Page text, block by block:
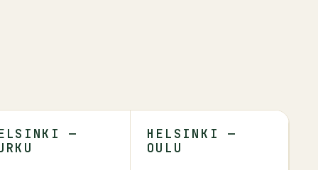
—
HELSINKI —
OULU